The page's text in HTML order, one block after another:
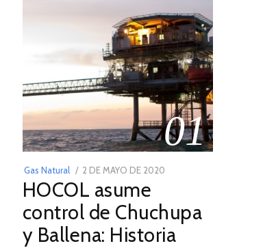
01
Gas Natural
POSTED
ON
2 DE MAYO DE 2020
DE
2026
HOCOL asume
control de Chuchupa
y Ballena: Historia